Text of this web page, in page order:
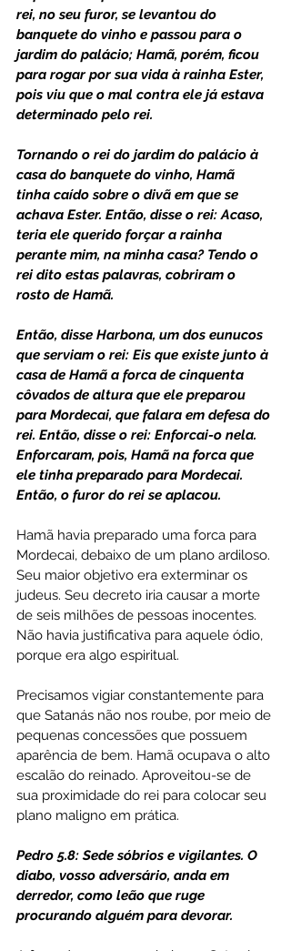
rei, no seu furor, se levantou do
banquete do vinho e passou para o
jardim do palácio; Hamã, porém, ficou
para rogar por sua vida à rainha Ester,
pois viu que o mal contra ele já estava
determinado pelo rei.
Tornando o rei do jardim do palácio à
casa do banquete do vinho, Hamã
tinha caído sobre o divã em que se
achava Ester. Então, disse o rei: Acaso,
teria ele querido forçar a rainha
perante mim, na minha casa? Tendo o
rei dito estas palavras, cobriram o
rosto de Hamã.
Então, disse Harbona, um dos eunucos
que serviam o rei: Eis que existe junto à
casa de Hamã a forca de cinquenta
côvados de altura que ele preparou
para Mordecai, que falara em defesa do
rei. Então, disse o rei: Enforcai-o nela.
Enforcaram, pois, Hamã na forca que
ele tinha preparado para Mordecai.
Então, o furor do rei se aplacou.
Hamã havia preparado uma forca para
Mordecai, debaixo de um plano ardiloso.
Seu maior objetivo era exterminar os
judeus. Seu decreto iria causar a morte
de seis milhões de pessoas inocentes.
Não havia justificativa para aquele ódio,
porque era algo espiritual.
Precisamos vigiar constantemente para
que Satanás não nos roube, por meio de
pequenas concessões que possuem
aparência de bem. Hamã ocupava o alto
escalão do reinado. Aproveitou-se de
sua proximidade do rei para colocar seu
plano maligno em prática.
Pedro 5.8: Sede sóbrios e vigilantes. O
diabo, vosso adversário, anda em
derredor, como leão que ruge
procurando alguém para devorar.